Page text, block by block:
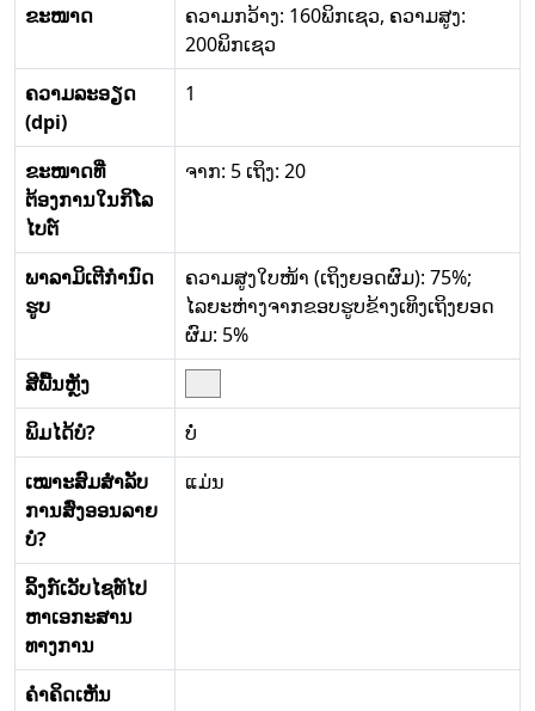
ຂະໜາດ
ຄວາມກວ້າງ: 160ພິກເຊວ, ຄວາມສູງ:
200ພິກເຊວ
ຄວາມລະອຽດ
(dpi)
1
ຂະໜາດທີ່
ຕ້ອງການໃນກິໂລ
ໄບຕ໌
ຈາກ: 5 ເຖິງ: 20
ພາລາມິເຕີກໍານົດ
ຮູບ
ຄວາມສູງໃບໜ້າ (ເຖິງຍອດຜົມ): 75%;
ໄລຍະຫ່າງຈາກຂອບຮູບຂ້າງເທິງເຖິງຍອດ
ຜົມ: 5%
ສີພື້ນຫຼັງ
ພິມໄດ້ບໍ?
ບໍ່
ເໝາະສົມສໍາລັບ
ການສົ່ງອອນລາຍ
ບໍ?
ແມ່ນ
ລິ້ງກ໌ເວັບໄຊທ໌ໄປ
ຫາເອກະສານ
ທາງການ
ຄໍາຄິດເຫັນ